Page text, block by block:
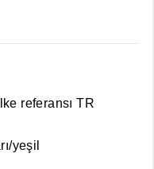
referansı TR
yeşil